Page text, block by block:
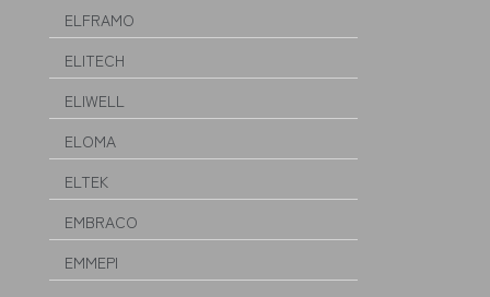
ELFRAMO
ELITECH
ELIWELL
ELOMA
ELTEK
EMBRACO
EMMEPI